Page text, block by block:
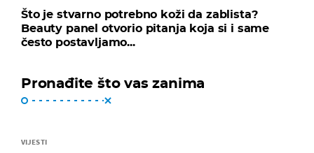
Što je stvarno potrebno koži da zablista?
Beauty panel otvorio pitanja koja si i same
često postavljamo...
Pronađite što vas zanima
VIJESTI